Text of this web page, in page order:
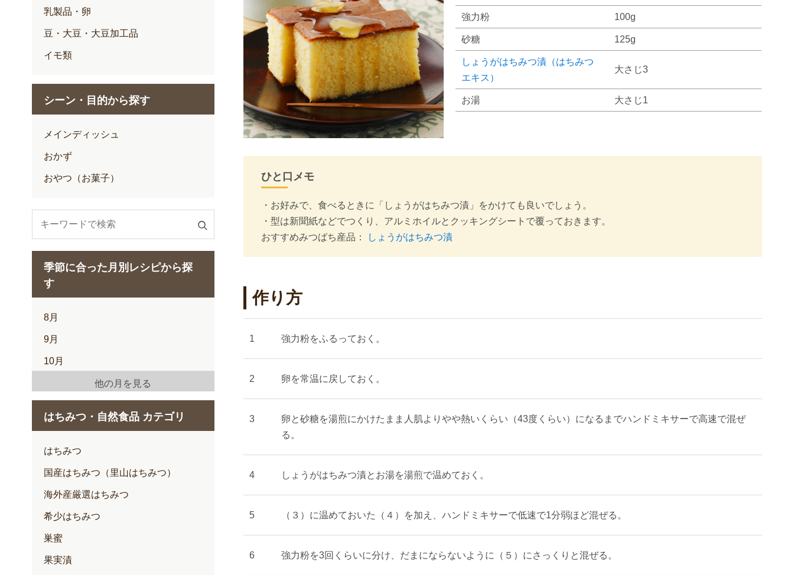
強力粉 100g
砂糖 125g
しょうがはちみつ漬（はちみつ
エキス）
大さじ3
お湯 大さじ1
ひと口メモ
・お好みで、食べるときに「しょうがはちみつ漬」をかけても良いでしょう。
・型は新聞紙などでつくり、アルミホイルとクッキングシートで覆っておきます。
おすすめみつばち産品：
しょうがはちみつ漬
作り方
強力粉をふるっておく。
卵を常温に戻しておく。
卵と砂糖を湯煎にかけたまま人肌よりやや熱いくらい（43度くらい）になるまでハンドミキサーで高速で混ぜ
る。
しょうがはちみつ漬とお湯を湯煎で温めておく。
（３）に温めておいた（４）を加え、ハンドミキサーで低速で1分弱ほど混ぜる。
強力粉を3回くらいに分け、だまにならないように（５）にさっくりと混ぜる。
乳製品・卵
豆・大豆・大豆加工品
イモ類
シーン・目的から探す
メインディッシュ
おかず
おやつ（お菓子）
索
季節に合った月別レシピから探
す
8月
9月
10月
2月
3月
4月
5月
6月
7月
他の月を見る
はちみつ・自然食品 カテゴリ
はちみつ
国産はちみつ（里山はちみつ）
海外産厳選はちみつ
希少はちみつ
巣蜜
果実漬